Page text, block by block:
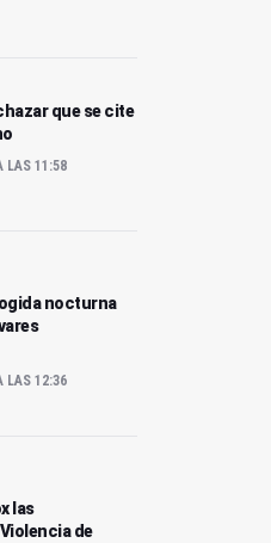
que se cite
LAS 11:58
nocturna
LAS 12:36
las
de